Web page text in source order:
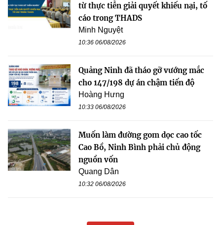
từ thực tiễn giải quyết khiếu nại, tố
cáo trong THADS
Minh Nguyệt
10:36 06/08/2026
Quảng Ninh đã tháo gỡ vướng mắc
cho 147/198 dự án chậm tiến độ
Hoàng Hưng
10:33 06/08/2026
Muốn làm đường gom dọc cao tốc
Cao Bồ, Ninh Bình phải chủ động
nguồn vốn
Quang Dân
10:32 06/08/2026